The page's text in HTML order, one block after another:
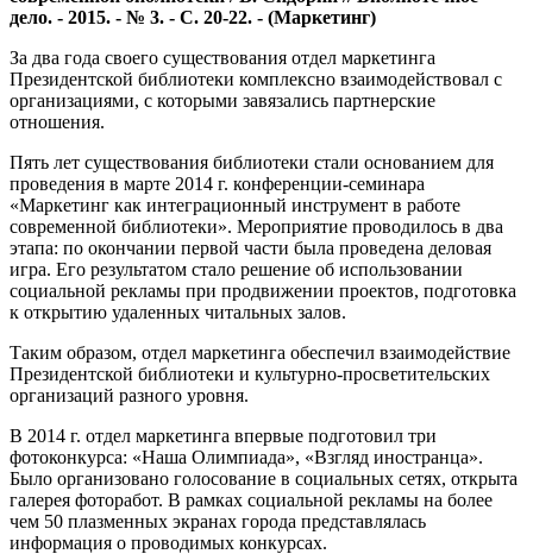
дело. - 2015. - № 3. - С. 20-22. - (Маркетинг)
За два года своего существования отдел маркетинга
Президентской библиотеки комплексно взаимодействовал с
организациями, с которыми завязались партнерские
отношения.
Пять лет существования библиотеки стали основанием для
проведения в марте 2014 г. конференции-семинара
«Маркетинг как интеграционный инструмент в работе
современной библиотеки». Мероприятие проводилось в два
этапа: по окончании первой части была проведена деловая
игра. Его результатом стало решение об использовании
социальной рекламы при продвижении проектов, подготовка
к открытию удаленных читальных залов.
Таким образом, отдел маркетинга обеспечил взаимодействие
Президентской библиотеки и культурно-просветительских
организаций разного уровня.
В 2014 г. отдел маркетинга впервые подготовил три
фотоконкурса: «Наша Олимпиада», «Взгляд иностранца».
Было организовано голосование в социальных сетях, открыта
галерея фоторабот. В рамках социальной рекламы на более
чем 50 плазменных экранах города представлялась
информация о проводимых конкурсах.